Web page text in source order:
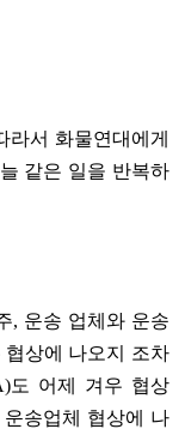
라서 화물연대에게
같은 일을 반복하
, 운송 업체와 운송
협상에 나오지 조차
도 어제 겨우 협상
송업체 협상에 나